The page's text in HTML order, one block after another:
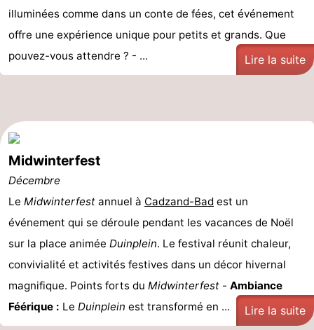
illuminées comme dans un conte de fées, cet événement
offre une expérience unique pour petits et grands. Que
pouvez-vous attendre ? - ...
Lire la suite
Midwinterfest
Décembre
Le Midwinterfest annuel à Cadzand-Bad est un
événement qui se déroule pendant les vacances de Noël
sur la place animée Duinplein. Le festival réunit chaleur,
convivialité et activités festives dans un décor hivernal
magnifique. Points forts du Midwinterfest - Ambiance
Féérique : Le Duinplein est transformé en ... Lire la suite